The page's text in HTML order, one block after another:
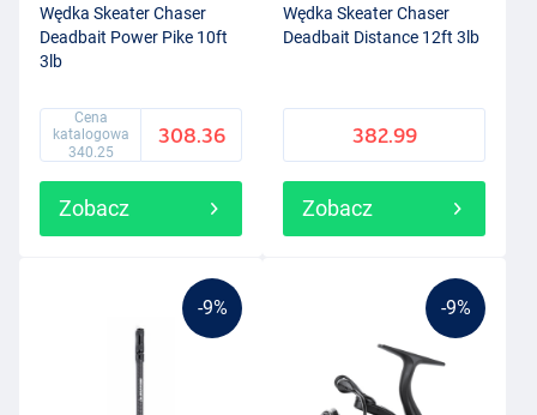
Wędka Skeater Chaser
Deadbait Power Pike 10ft
3lb
Cena
katalogowa
340.25
308.36
Zobacz
Wędka Skeater Chaser
Deadbait Distance 12ft 3lb
382.99
Zobacz
-9% -9%